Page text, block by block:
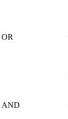
OR
AND